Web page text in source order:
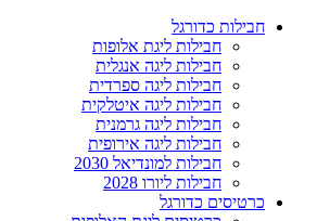
חבילות כדורגל
חבילות ליגת אלופות
חבילות ליגה אנגלית
חבילות ליגה ספרדית
חבילות ליגה איטלקית
חבילות ליגה גרמנית
חבילות ליגה אירופית
חבילות למונדיאל 2030
חבילות ליורו 2028
כרטיסים כדורגל